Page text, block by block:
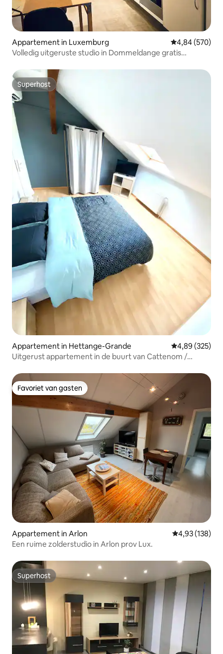
Appartement in Luxemburg Gemiddelde
4,84 (570)
Volledig uitgeruste studio in Dommeldange gratis
Superhost
Superhost
Appartement in Hettange-Grande Gemiddelde
4,89 (325)
Uitgerust appartement in de buurt van Cattenom /
Favoriet van gasten
Favoriet van gasten
Appartement in Arlon Gemiddelde
4,93 (138)
Een ruime zolderstudio in Arlon prov Lux.
Superhost
Superhost